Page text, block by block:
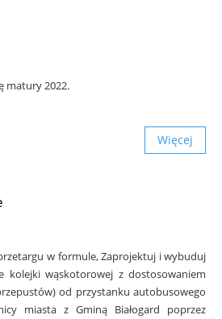
matury 2022.
Więcej
w formule, Zaprojektuj i wybuduj
wąskotorowej z dostosowaniem
od przystanku autobusowego
miasta z Gminą Białogard poprzez